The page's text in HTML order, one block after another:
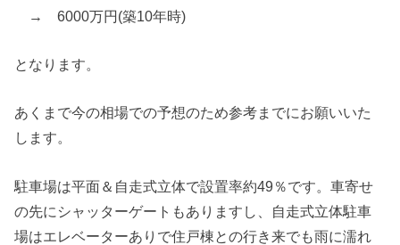
→ 6000万円(築10年時)
となります。
あくまで今の相場での予想のため参考までにお願いいた
します。
駐車場は平面＆自走式立体で設置率約49％です。車寄せ
の先にシャッターゲートもありますし、自走式立体駐車
場はエレベーターありで住戸棟との行き来でも雨に濡れ